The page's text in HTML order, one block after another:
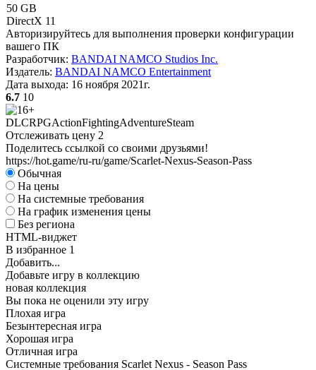
50 GB
DirectX 11
Авторизируйтесь для выполнения проверки конфигурации
вашего ПК
Разработчик: BANDAI NAMCO Studios Inc.
Издатель: BANDAI NAMCO Entertainment
Дата выхода: 16 ноября 2021г.
6.7 10
DLCRPGActionFightingAdventureSteam
Отслеживать цену 2
Поделитесь ссылкой со своими друзьями!
https://hot.game/ru-ru/game/Scarlet-Nexus-Season-Pass
Обычная
На цены
На системные требования
На график изменения цены
Без региона
HTML-виджет
В избранное 1
Добавить...
Добавьте игру в коллекцию
новая коллекция
Вы пока не оценили эту игру
Плохая игра
Безынтересная игра
Хорошая игра
Отличная игра
Системные требования Scarlet Nexus - Season Pass